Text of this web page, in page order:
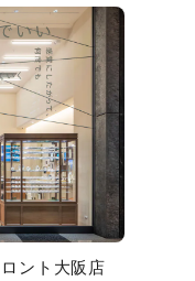
ント大阪店